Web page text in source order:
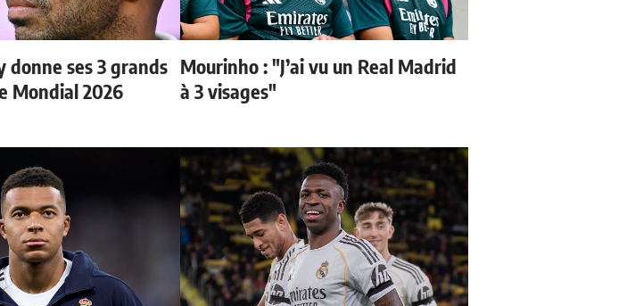
donne ses 3 grands
Mondial 2026
Mourinho : "J’ai vu un Real Madrid
à 3 visages"